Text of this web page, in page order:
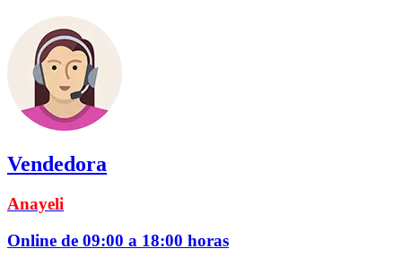
Vendedora
Anayeli
Online de 09:00 a 18:00 horas